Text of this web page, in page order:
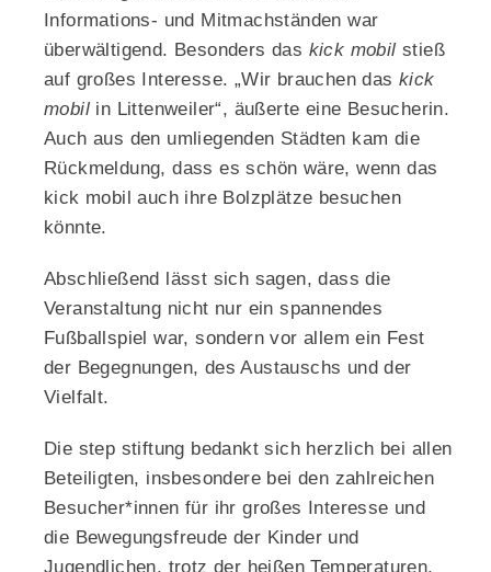
Informations- und Mitmachständen war
überwältigend. Besonders das kick mobil stieß
auf großes Interesse. „Wir brauchen das kick
mobil in Littenweiler“, äußerte eine Besucherin.
Auch aus den umliegenden Städten kam die
Rückmeldung, dass es schön wäre, wenn das
kick mobil auch ihre Bolzplätze besuchen
könnte.
Abschließend lässt sich sagen, dass die
Veranstaltung nicht nur ein spannendes
Fußballspiel war, sondern vor allem ein Fest
der Begegnungen, des Austauschs und der
Vielfalt.
Die step stiftung bedankt sich herzlich bei allen
Beteiligten, insbesondere bei den zahlreichen
Besucher*innen für ihr großes Interesse und
die Bewegungsfreude der Kinder und
Jugendlichen, trotz der heißen Temperaturen.